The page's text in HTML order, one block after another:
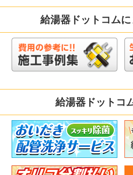
給湯器ドットコムに
給湯器ドットコ